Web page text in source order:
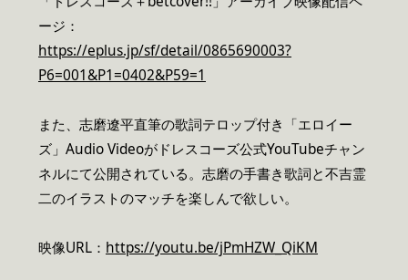
ージ：
https://eplus.jp/sf/detail/0865690003?
P6=001&P1=0402&P59=1
また、志磨遼平直筆の歌詞テロップ付き「エロイー
ズ」Audio Videoがドレスコーズ公式YouTubeチャン
ネルにて公開されている。志磨の手書き歌詞と不吉霊
二のイラストのマッチを楽しんで欲しい。
映像URL： https://youtu.be/jPmHZW_QiKM